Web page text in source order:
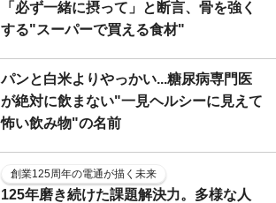
「必ず一緒に摂って」と断言、骨を強く
する"スーパーで買える食材"
パンと白米よりやっかい...糖尿病専門医
が絶対に飲まない"一見ヘルシーに見えて
怖い飲み物"の名前
創業125周年の電通が描く未来
125年磨き続けた課題解決力。多様な人